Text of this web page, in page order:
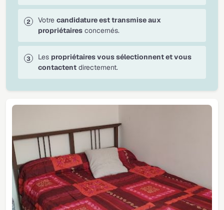
Votre candidature est transmise aux
propriétaires concernés.
Les propriétaires vous sélectionnent et vous
contactent directement.